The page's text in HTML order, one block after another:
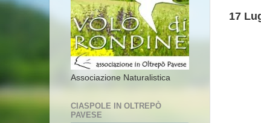
17
Associazione Naturalistica
CIASPOLE IN OLTREPÒ
PAVESE